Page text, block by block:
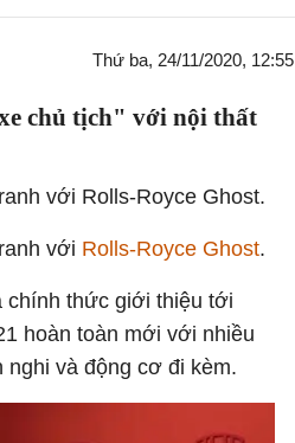
Thứ ba, 24/11/2020, 12:55
chủ tịch" với nội thất
với Rolls-Royce Ghost.
với Rolls-Royce Ghost.
chính thức giới thiệu tới
hoàn toàn mới với nhiều
nghi và động cơ đi kèm.